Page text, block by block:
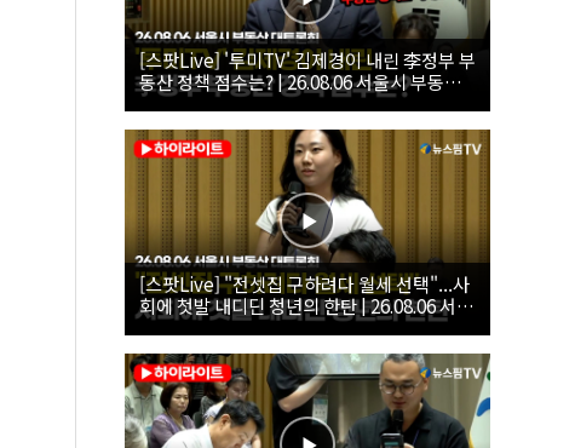
[스팟Live] '투미TV' 김제경이 내린 李정부 부
동산 정책 점수는? | 26.08.06 서울시 부동산
대토론회
[스팟Live] "전셋집 구하려다 월세 선택"...사
회에 첫발 내디딘 청년의 한탄 | 26.08.06 서울
시 부동산 대토론회